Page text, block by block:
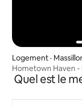
Logement ·
Hometown Haven
Quel est le